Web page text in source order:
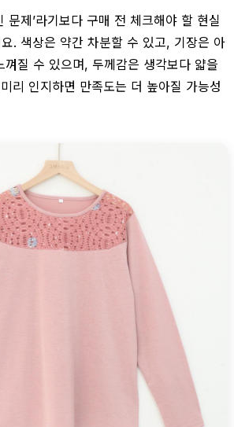
문제’라기보다 구매 전 체크해야 할 현실
. 색상은 약간 차분할 수 있고, 기장은 아
껴질 수 있으며, 두께감은 생각보다 얇을
리 인지하면 만족도는 더 높아질 가능성